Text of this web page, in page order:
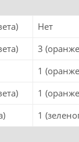
Нет
3
1
1
1